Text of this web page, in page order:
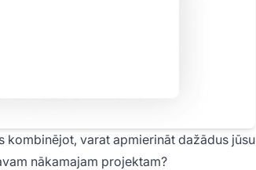
kombinējot, varat apmierināt dažādus jūsu
nākamajam projektam?